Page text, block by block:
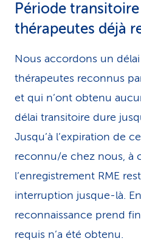
Période
thérapeutes déjà
Nous accordons un
thérapeutes reconnus
et qui n’ont obtenu
délai transitoire dure
Jusqu’à l’expiration de
reconnu/e chez nous, à
l’enregistrement RME
interruption jusque-là.
reconnaissance prend
requis n’a été obtenu.